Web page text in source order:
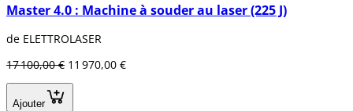
Master 4.0 : Machine à souder au laser (225 J)
de ELETTROLASER
17 100,00 € 11 970,00 €
Ajouter